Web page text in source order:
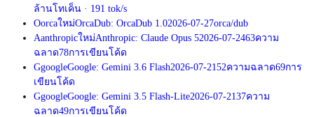
ล้านโทเค็น · 191 tok/s
Oorcaใหม่OrcaDub: OrcaDub 1.02026-07-27orca/dub
Aanthropicใหม่Anthropic: Claude Opus 52026-07-2463ความ
ฉลาด78การเขียนโค้ด
GgoogleGoogle: Gemini 3.6 Flash2026-07-21 52ความฉลาด69การ
เขียนโค้ด
GgoogleGoogle: Gemini 3.5 Flash-Lite2026-07-21 37ความ
ฉลาด49การเขียนโค้ด